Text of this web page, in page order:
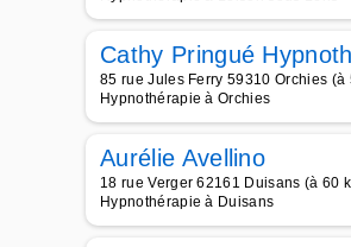
Cathy Pringué
85 rue Jules Ferry 59310 Orchies (à
Hypnothérapie à Orchies
Aurélie Avellino
18 rue Verger 62161 Duisans (à 60
Hypnothérapie à Duisans